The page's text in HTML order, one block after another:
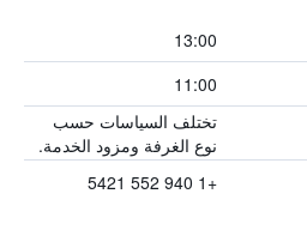
13:00
11:00
تختلف السياسات حسب
نوع الغرفة ومزود الخدمة.
+1 940 552 5421